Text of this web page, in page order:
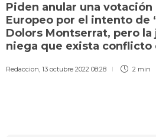
Piden anular una
Europeo por el intento de
Dolors Montserrat, pero
niega que exista conflicto
Redaccion, 13 octubre 2022 08:28 2 min